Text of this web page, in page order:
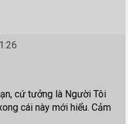
cứ tưởng là Người Tôi
cái này mới hiểu. Cảm